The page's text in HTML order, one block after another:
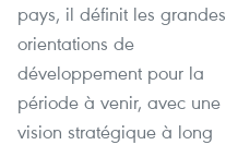
pays, il définit les grandes
orientations de
développement pour la
période à venir, avec une
vision stratégique à long